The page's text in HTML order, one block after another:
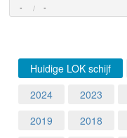
- -
Login
Home
Huidige LOK schijf
2024
2023
2019
2018